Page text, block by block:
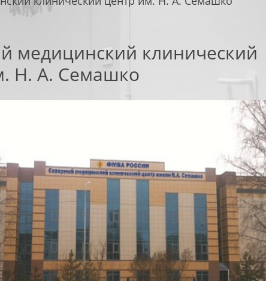
ВОРОТА
ПРОТИВОПОЖАРНЫЕ
ПЕРЕГОРОДКИ
медицинский клинический
Н. А. Семашко